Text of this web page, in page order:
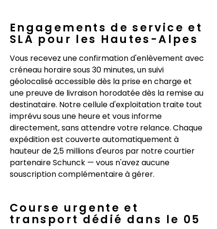
Engagements de service et
SLA pour les Hautes-Alpes
Vous recevez une confirmation d'enlèvement avec
créneau horaire sous 30 minutes, un suivi
géolocalisé accessible dès la prise en charge et
une preuve de livraison horodatée dès la remise au
destinataire. Notre cellule d'exploitation traite tout
imprévu sous une heure et vous informe
directement, sans attendre votre relance. Chaque
expédition est couverte automatiquement à
hauteur de 2,5 millions d'euros par notre courtier
partenaire Schunck — vous n'avez aucune
souscription complémentaire à gérer.
Course urgente et
transport dédié dans le 05